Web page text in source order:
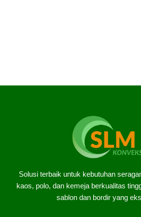
Solusi terbaik untuk kebutuhan
kaos, polo, dan kemeja berkualitas
sablon dan bordir yang